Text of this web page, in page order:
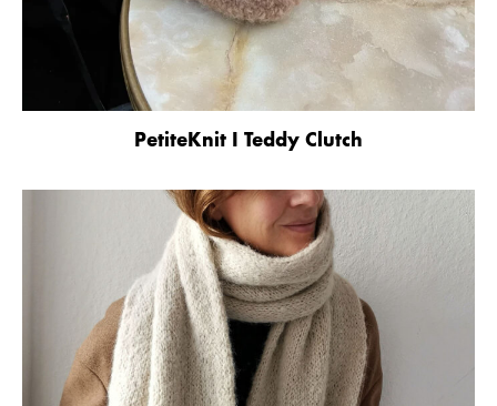
PetiteKnit I Teddy Clutch